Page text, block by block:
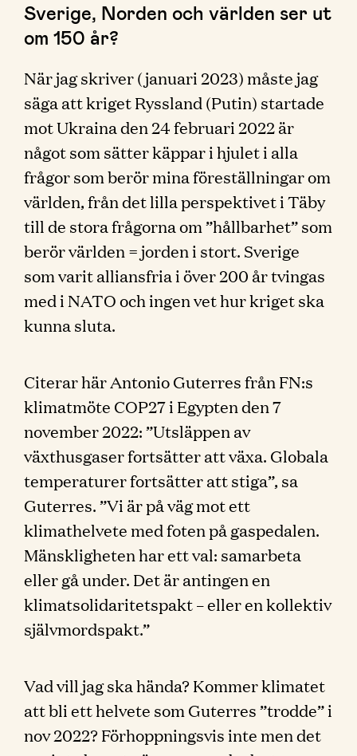
Sverige, Norden och världen ser ut
om 150 år?
När jag skriver (januari 2023) måste jag
säga att kriget Ryssland (Putin) startade
mot Ukraina den 24 februari 2022 är
något som sätter käppar i hjulet i alla
frågor som berör mina föreställningar om
världen, från det lilla perspektivet i Täby
till de stora frågorna om ”hållbarhet” som
berör världen = jorden i stort. Sverige
som varit alliansfria i över 200 år tvingas
med i NATO och ingen vet hur kriget ska
kunna sluta.
Citerar här Antonio Guterres från FN:s
klimatmöte COP27 i Egypten den 7
november 2022: ”Utsläppen av
växthusgaser fortsätter att växa. Globala
temperaturer fortsätter att stiga”, sa
Guterres. ”Vi är på väg mot ett
klimathelvete med foten på gaspedalen.
Mänskligheten har ett val: samarbeta
eller gå under. Det är antingen en
klimatsolidaritetspakt – eller en kollektiv
självmordspakt.”
Vad vill jag ska hända? Kommer klimatet
att bli ett helvete som Guterres ”trodde” i
nov 2022? Förhoppningsvis inte men det